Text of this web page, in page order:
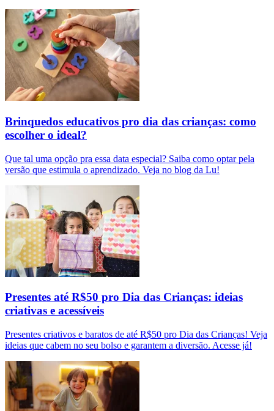
Brinquedos educativos pro dia das crianças: como
escolher o ideal?
Que tal uma opção pra essa data especial? Saiba como optar pela
versão que estimula o aprendizado. Veja no blog da Lu!
Presentes até R$50 pro Dia das Crianças: ideias
criativas e acessíveis
Presentes criativos e baratos de até R$50 pro Dia das Crianças! Veja
ideias que cabem no seu bolso e garantem a diversão. Acesse já!